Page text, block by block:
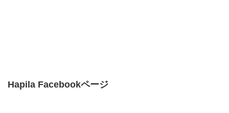
Hapila Facebookページ